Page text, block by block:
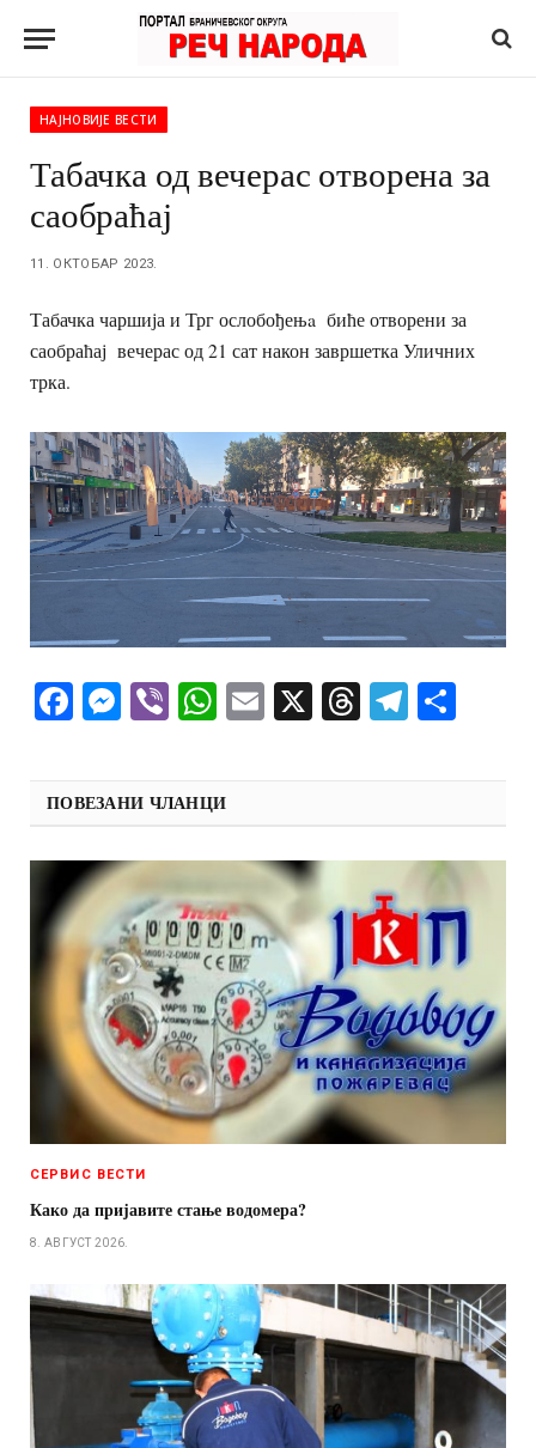
НАЈНОВИЈЕ ВЕСТИ
Табачка од вечерас отворена за
саобраћај
11. ОКТОБАР 2023.
Табачка чаршија и Трг ослобођењa биће отворени за
саобраћај вечерас од 21 сат након завршетка Уличних
трка.
Facebook
Messenger
ViberWhatsApp
Email
X Threads
ПОВЕЗАНИ ЧЛАНЦИ
СЕРВИС ВЕСТИ
Како да пријавите стање водомера?
8. АВГУСТ 2026.